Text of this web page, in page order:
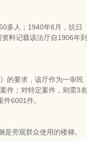
多人；1940年6月，抗日
料记载该法厅自1906年到
的要求，该厅作为一审民
件；对特定案件，则需3名
6001件。
旁观群众使用的楼梯。